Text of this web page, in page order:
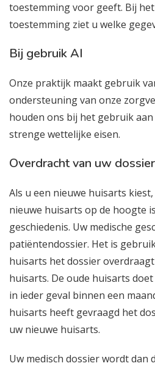
toestemming voor geeft. Bij
toestemming ziet u welke
Bij gebruik AI
Onze praktijk maakt gebruik
ondersteuning van onze
houden ons bij het gebruik
strenge wettelijke eisen.
Overdracht van uw dossier
Als u een nieuwe huisarts
nieuwe huisarts op de hoogte
geschiedenis. Uw medische
patiëntendossier. Het is
huisarts het dossier
huisarts. De oude huisarts
in ieder geval binnen een
huisarts heeft gevraagd het
uw nieuwe huisarts.
Uw medisch dossier wordt dan